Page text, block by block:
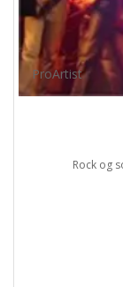
ProArtist
Rock og